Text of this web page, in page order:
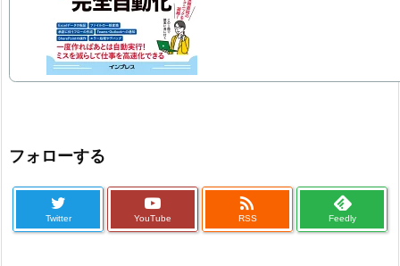
フォローする
Twitter YouTube

RSS Feedly